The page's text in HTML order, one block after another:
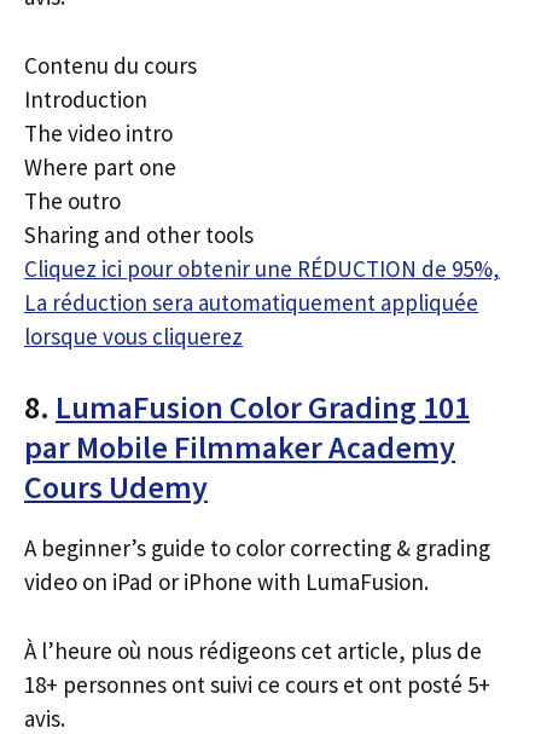
Contenu du cours
Introduction
The video intro
Where part one
The outro
Sharing and other tools
Cliquez ici pour obtenir une RÉDUCTION de 95%,
La réduction sera automatiquement appliquée
lorsque vous cliquerez
8. LumaFusion Color Grading 101
par Mobile Filmmaker Academy
Cours Udemy
A beginner’s guide to color correcting & grading
video on iPad or iPhone with LumaFusion.
À l’heure où nous rédigeons cet article, plus de
18+ personnes ont suivi ce cours et ont posté 5+
avis.